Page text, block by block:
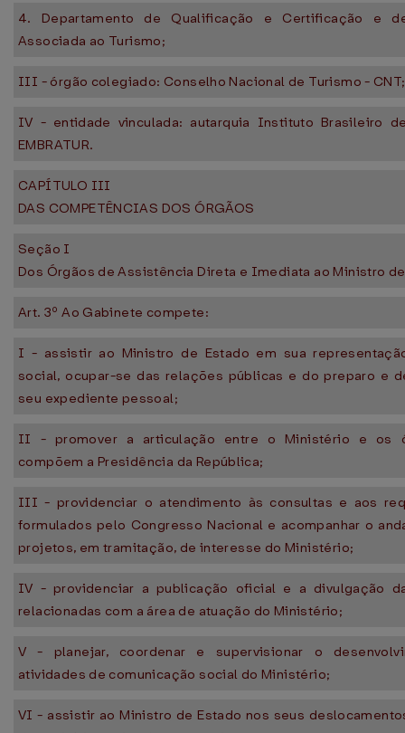
4. Departamento de Qualificação e Certificação e
Associada ao Turismo;
III - órgão colegiado: Conselho Nacional de Turismo -
IV - entidade vinculada: autarquia Instituto Brasileiro
EMBRATUR.
CAPÍTULO III
DAS COMPETÊNCIAS DOS ÓRGÃOS
Seção I
Dos Órgãos de Assistência Direta e Imediata ao Ministro
Art. 3º Ao Gabinete compete:
I - assistir ao Ministro de Estado em sua
social, ocupar-se das relações públicas e do preparo e
seu expediente pessoal;
II - promover a articulação entre o Ministério e os
compõem a Presidência da República;
III - providenciar o atendimento às consultas e aos
formulados pelo Congresso Nacional e acompanhar o
projetos, em tramitação, de interesse do Ministério;
IV - providenciar a publicação oficial e a divulgação
relacionadas com a área de atuação do Ministério;
V - planejar, coordenar e supervisionar o
atividades de comunicação social do Ministério;
VI - assistir ao Ministro de Estado nos seus